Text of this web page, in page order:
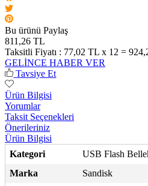
Bu ürünü Paylaş
811,26 TL
Taksitli Fiyatı : 77,02 TL x 12 =
GELİNCE HABER VER
Tavsiye Et
Ürün Bilgisi
Yorumlar
Taksit Seçenekleri
Önerileriniz
Ürün Bilgisi
Kategori
USB Flash
Marka
Sandisk